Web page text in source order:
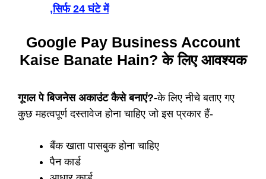
,सिर्फ 24 घंटे में
Google Pay Business Account
Kaise Banate Hain? के लिए आवश्यक
गूगल पे बिजनेस अकाउंट कैसे बनाएं?-के लिए नीचे बताए गए
कुछ महत्वपूर्ण दस्तावेज होना चाहिए जो इस प्रकार हैं-
बैंक खाता पासबुक होना चाहिए
पैन कार्ड